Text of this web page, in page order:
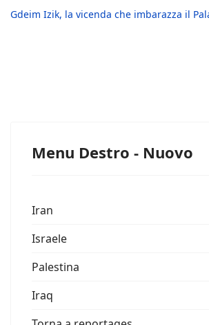
Gdeim Izik, la vicenda che imbarazza il
Menu Destro - Nuovo
Iran
Israele
Palestina
Iraq